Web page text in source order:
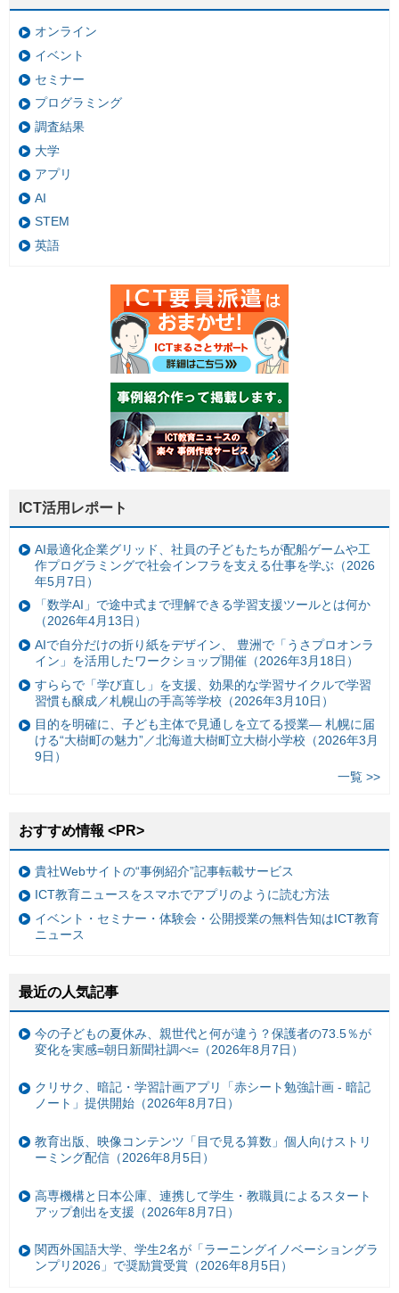
オンライン
イベント
セミナー
プログラミング
調査結果
大学
アプリ
AI
STEM
英語
ICT活用レポート
AI最適化企業グリッド、社員の子どもたちが配船ゲームや工
作プログラミングで社会インフラを支える仕事を学ぶ（2026
年5月7日）
「数学AI」で途中式まで理解できる学習支援ツールとは何か
（2026年4月13日）
AIで自分だけの折り紙をデザイン、 豊洲で「うさプロオンラ
イン」を活用したワークショップ開催（2026年3月18日）
すららで「学び直し」を支援、効果的な学習サイクルで学習
習慣も醸成／札幌山の手高等学校（2026年3月10日）
目的を明確に、子ども主体で見通しを立てる授業— 札幌に届
ける“大樹町の魅力”／北海道大樹町立大樹小学校（2026年3月
9日）
一覧 >>
おすすめ情報 <PR>
貴社Webサイトの“事例紹介”記事転載サービス
ICT教育ニュースをスマホでアプリのように読む方法
イベント・セミナー・体験会・公開授業の無料告知はICT教育
ニュース
最近の人気記事
今の子どもの夏休み、親世代と何が違う？保護者の73.5％が
変化を実感=朝日新聞社調べ=（2026年8月7日）
クリサク、暗記・学習計画アプリ「赤シート勉強計画 - 暗記
ノート」提供開始（2026年8月7日）
教育出版、映像コンテンツ「目で見る算数」個人向けストリ
ーミング配信（2026年8月5日）
高専機構と日本公庫、連携して学生・教職員によるスタート
アップ創出を支援（2026年8月7日）
関西外国語大学、学生2名が「ラーニングイノベーショングラ
ンプリ2026」で奨励賞受賞（2026年8月5日）